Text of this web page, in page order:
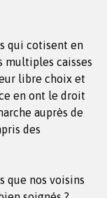
qui cotisent en
multiples caisses
libre choix et
en ont le droit
auprès de
des
que nos voisins